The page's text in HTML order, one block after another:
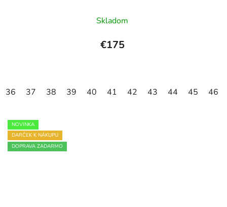
Skladom
€175
36 37 38 39 40 41 42 43 44 45 46
NOVINKA
DARČEK K NÁKUPU
DOPRAVA ZADARMO